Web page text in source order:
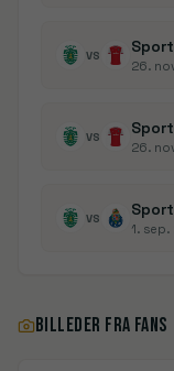
VS
26.
VS
26.
VS
1. sep.
BILLEDER FRA FANS